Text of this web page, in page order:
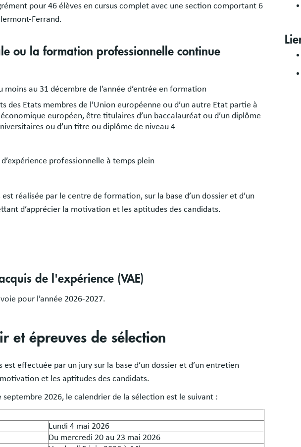
pour 46 élèves en cursus complet avec une section comportant 6
Ferrand.
ou la formation professionnelle continue
moins au 31 décembre de l’année d’entrée en formation
des Etats membres de l’Union européenne ou d’un autre Etat partie à
économique européen, être titulaires d’un baccalauréat ou d’un diplôme
ou d’un titre ou diplôme de niveau 4
professionnelle à temps plein
réalisée par le centre de formation, sur la base d’un dossier et d’un
d’apprécier la motivation et les aptitudes des candidats.
de l'expérience (VAE)
pour l’année 2026-2027.
et épreuves de sélection
est effectuée par un jury sur la base d’un dossier et d’un entretien
et les aptitudes des candidats.
septembre 2026, le calendrier de la sélection est le suivant :
Lundi 4 mai 2026
Du mercredi 20 au 23 mai 2026